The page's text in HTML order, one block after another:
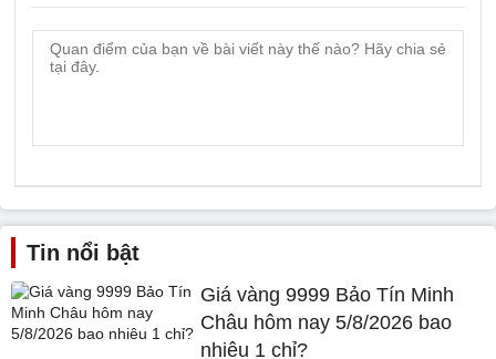
Tin nổi bật
Giá vàng 9999 Bảo Tín Minh
Châu hôm nay 5/8/2026 bao
nhiêu 1 chỉ?